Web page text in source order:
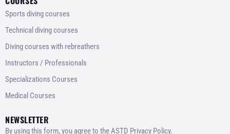
Sports diving courses
Technical diving courses
Diving courses with rebreathers
Instructors / Professionals
Specializations Courses
Medical Courses
NEWSLETTER
By using this form, you agree to the ASTD Privacy Policy.